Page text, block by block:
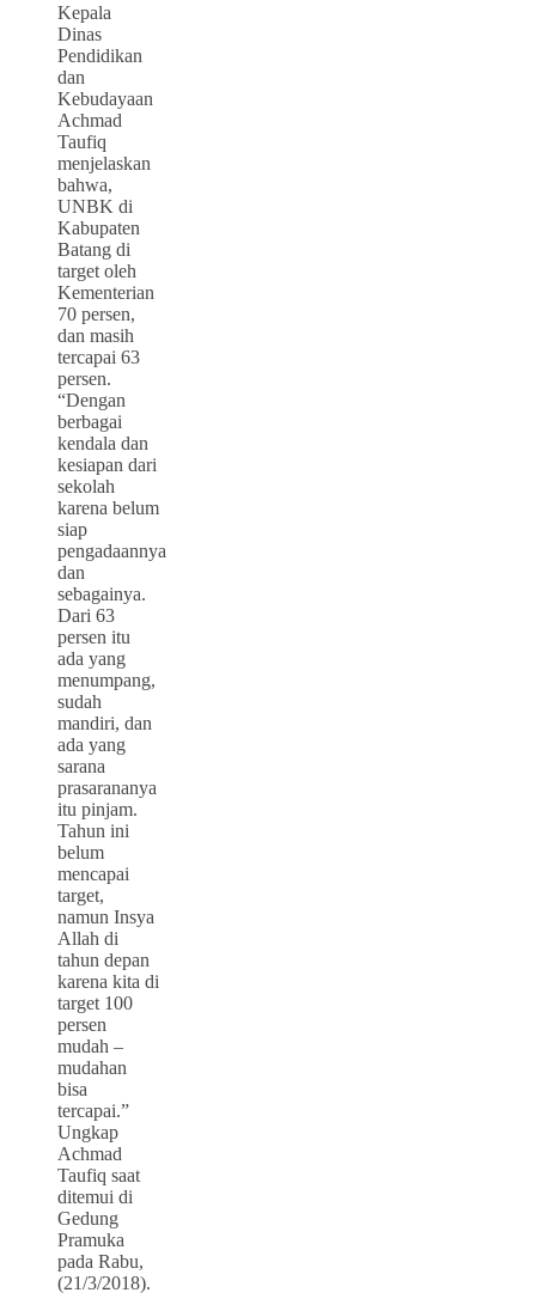
Kepala
Dinas
Pendidikan
dan
Kebudayaan
Achmad
Taufiq
menjelaskan
bahwa,
UNBK di
Kabupaten
Batang di
target oleh
Kementerian
70 persen,
dan masih
tercapai 63
persen.
“Dengan
berbagai
kendala dan
kesiapan dari
sekolah
karena belum
siap
pengadaannya
dan
sebagainya.
Dari 63
persen itu
ada yang
menumpang,
sudah
mandiri, dan
ada yang
sarana
prasarananya
itu pinjam.
Tahun ini
belum
mencapai
target,
namun Insya
Allah di
tahun depan
karena kita di
target 100
persen
mudah –
mudahan
bisa
tercapai.”
Ungkap
Achmad
Taufiq saat
ditemui di
Gedung
Pramuka
pada Rabu,
(21/3/2018).